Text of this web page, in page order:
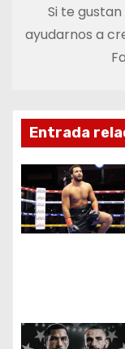
g
i
ó
n
d
n
Si te
ayudarnos a
Entrada